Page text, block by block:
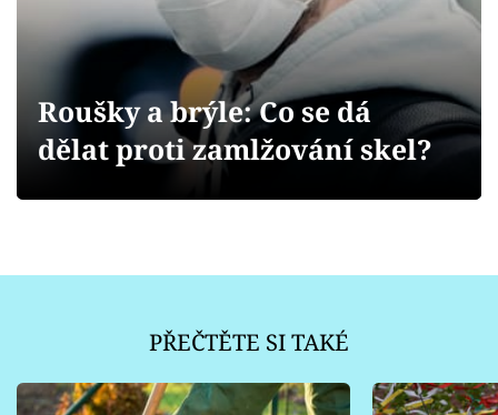
Přihlášení
Sledujte nás
Roušky a brýle: Co se dá
dělat proti zamlžování skel?
PŘEČTĚTE SI TAKÉ